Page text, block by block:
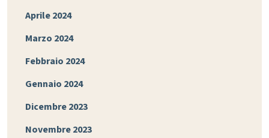
Aprile 2024
Marzo 2024
Febbraio 2024
Gennaio 2024
Dicembre 2023
Novembre 2023